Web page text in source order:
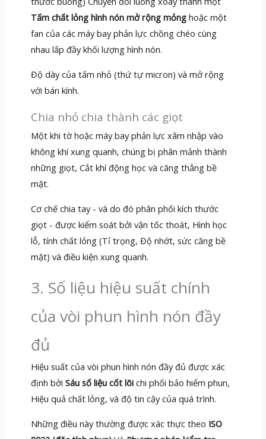
Tấm chất lỏng hình nón mở rộng mỏnghoặc một
fan của các máy bay phản lực chồng chéo cùng
nhau lấp đầy khối lượng hình nón.
Độ dày của tấm nhỏ (thứ tự micron) và mở rộng
với bán kính.
Chia nhỏ chia thành các giọt
Một khi tờ hoặc máy bay phản lực xâm nhập vào
không khí xung quanh, chúng bị phân mảnh thành
những giọt, Cắt khí động học và căng thẳng bề
mặt.
Cơ chế chia tay - và do đó phân phối kích thước
giọt - được kiểm soát bởi vận tốc thoát, Hình học
lỗ, tính chất lỏng (Tỉ trọng, Độ nhớt, sức căng bề
mặt) và điều kiện xung quanh.
3. Số liệu hiệu suất chính
của vòi phun hình nón đầy
đủ
Hiệu suất của vòi phun hình nón đầy đủ được xác
định bởi Sáu số liệu cốt lõichi phối bảo hiểm phun,
Hiệu quả chất lỏng, và độ tin cậy của quá trình.
Những điều này thường được xác thực theo ISO